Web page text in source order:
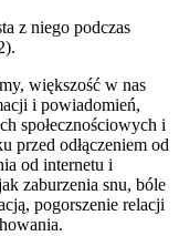
z niego podczas
większość w nas
i powiadomień,
społecznościowych i
przed odłączeniem od
od internetu i
zaburzenia snu, bóle
pogorszenie relacji